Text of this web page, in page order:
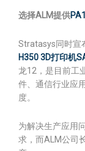
选择ALM提供
Stratasys同时宣
H350 3D打印机
龙12，是目前工
件、通信行业应
度。
为解决生产应用
求，而ALM公司